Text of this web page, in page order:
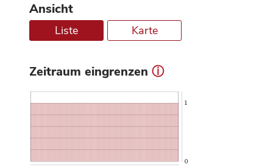
Ansicht
Liste Karte
Zeitraum eingrenzen ⓘ
0
1